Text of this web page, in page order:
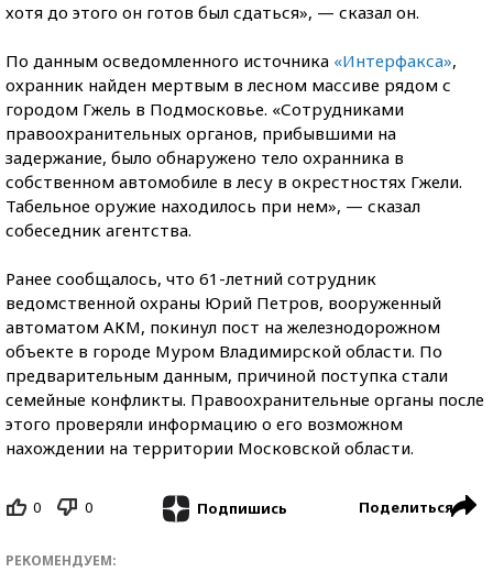
хотя до этого он готов был сдаться», — сказал он.
По данным осведомленного источника «Интерфакса»,
охранник найден мертвым в лесном массиве рядом с
городом Гжель в Подмосковье. «Сотрудниками
правоохранительных органов, прибывшими на
задержание, было обнаружено тело охранника в
собственном автомобиле в лесу в окрестностях Гжели.
Табельное оружие находилось при нем», — сказал
собеседник агентства.
Ранее сообщалось, что 61-летний сотрудник
ведомственной охраны Юрий Петров, вооруженный
автоматом АКМ, покинул пост на железнодорожном
объекте в городе Муром Владимирской области. По
предварительным данным, причиной поступка стали
семейные конфликты. Правоохранительные органы после
этого проверяли информацию о его возможном
нахождении на территории Московской области.
0 0 Подпишись Поделиться
РЕКОМЕНДУЕМ: